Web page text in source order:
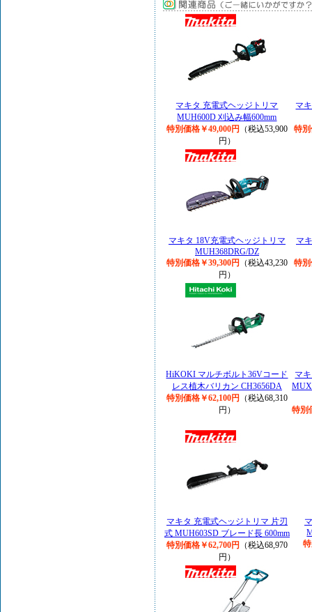
マキタ 充電式ヘッジトリマ
MUH600D 刈込み幅600mm
特別価格￥49,000円
（税込53,900
円）
マ
特別
マキタ 18V充電式ヘッジトリマ
MUH368DRG/DZ
特別価格￥39,300円
（税込43,230
円）
マ
特別
HiKOKI マルチボルト36Vコード
レス植木バリカン CH3656DA
特別価格￥62,100円
（税込68,310
円）
マ
特別
マキタ 充電式ヘッジトリマ 片刃
式 MUH603SD ブレード長 600mm
特別価格￥62,700円
（税込68,970
円）